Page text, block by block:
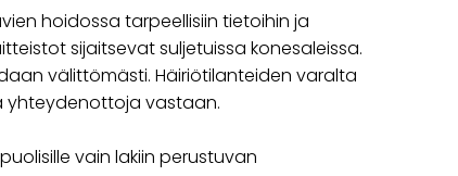
hoidossa tarpeellisiin tietoihin ja
sijaitsevat suljetuissa konesaleissa.
välittömästi. Häiriötilanteiden varalta
yhteydenottoja vastaan.
vain lakiin perustuvan